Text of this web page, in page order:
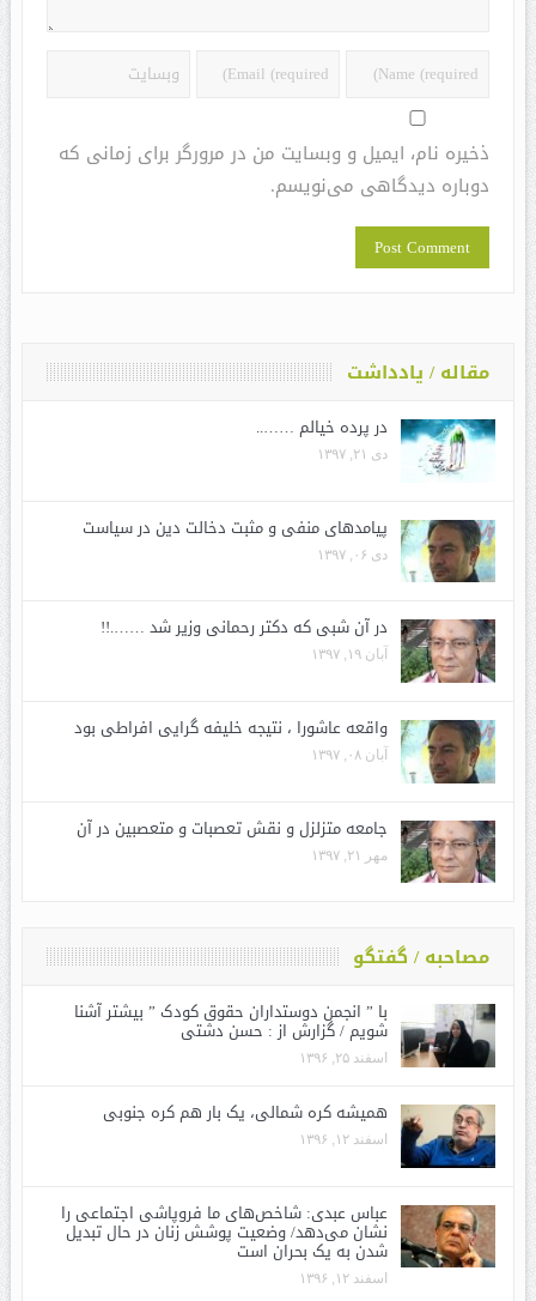
ذخیره نام، ایمیل و وبسایت من در مرورگر برای زمانی که
دوباره دیدگاهی می‌نویسم.
مقاله / یادداشت
در پرده خیالم ……..
دی ۲۱, ۱۳۹۷
پیامدهای منفی و مثبت دخالت دین در سیاست
دی ۰۶, ۱۳۹۷
در آن شبی که دکتر رحمانی وزیر شد …….!!
آبان ۱۹, ۱۳۹۷
واقعه عاشورا ، نتیجه خلیفه گرایی افراطی بود
آبان ۰۸, ۱۳۹۷
جامعه متزلزل و نقش تعصبات و متعصبین در آن
مهر ۲۱, ۱۳۹۷
مصاحبه / گفتگو
با ” انجمن دوستداران حقوق کودک ” بیشتر آشنا
شویم / گزارش از : حسن دشتی
اسفند ۲۵, ۱۳۹۶
همیشه کره شمالی، یک بار هم کره جنوبی
اسفند ۱۲, ۱۳۹۶
عباس عبدی: شاخص‌های ما فروپاشی اجتماعی را
نشان می‌دهد/ وضعیت پوشش زنان در حال تبدیل
شدن به یک بحران است
اسفند ۱۲, ۱۳۹۶